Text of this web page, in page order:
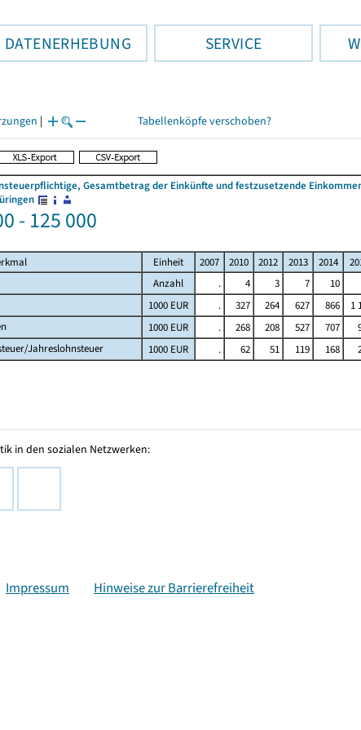
DATENERHEBUNG SERVICE
| Tabellenköpfe verschoben?
Gesamtbetrag der Einkünfte und festzusetzende
- 125 000
Einheit 2007 2010 2012 2013 2014
Anzahl . 4 3 7 10
1000 EUR . 327 264 627 866 1
1000 EUR . 268 208 527 707
Jahreslohnsteuer
1000 EUR . 62 51 119 168
in den sozialen Netzwerken:
Impressum Hinweise zur Barrierefreiheit